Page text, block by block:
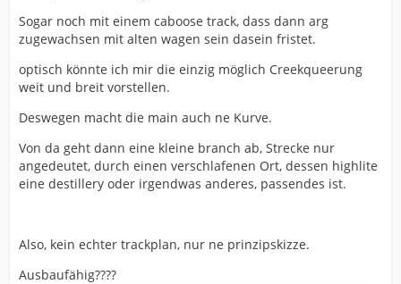
Sogar noch mit einem caboose track, dass dann arg
zugewachsen mit alten wagen sein dasein fristet.
optisch könnte ich mir die einzig möglich Creekqueerung
weit und breit vorstellen.
Deswegen macht die main auch ne Kurve.
Von da geht dann eine kleine branch ab, Strecke nur
angedeutet, durch einen verschlafenen Ort, dessen highlite
eine destillery oder irgendwas anderes, passendes ist.
Also, kein echter trackplan, nur ne prinzipskizze.
Ausbaufähig????